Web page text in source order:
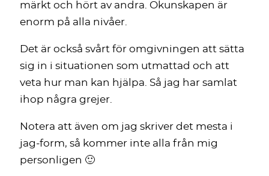
märkt och hört av andra. Okunskapen är
enorm på alla nivåer.
Det är också svårt för omgivningen att sätta
sig in i situationen som utmattad och att
veta hur man kan hjälpa. Så jag har samlat
ihop några grejer.
Notera att även om jag skriver det mesta i
jag-form, så kommer inte alla från mig
personligen 🙂